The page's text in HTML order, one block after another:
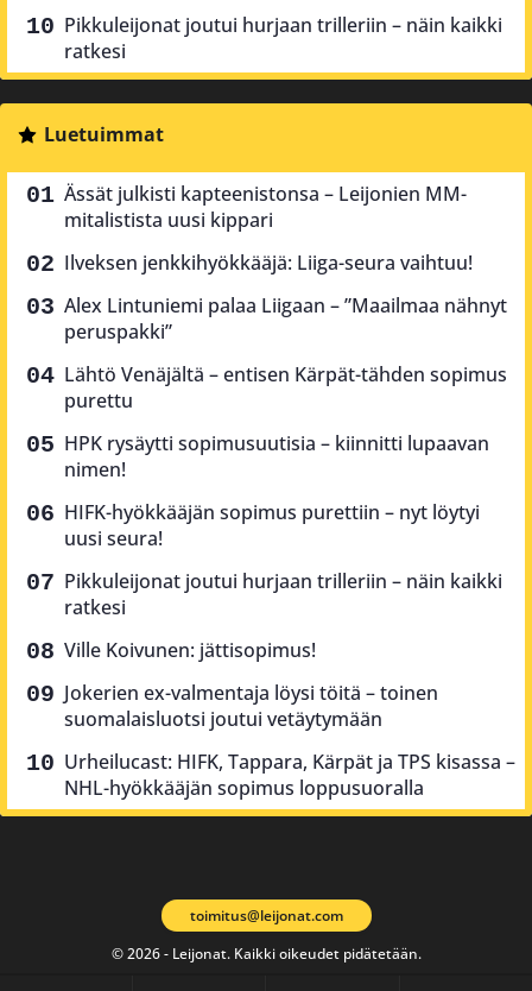
Pikkuleijonat joutui hurjaan trilleriin – näin kaikki
ratkesi
Luetuimmat
Ässät julkisti kapteenistonsa – Leijonien MM-
mitalistista uusi kippari
Ilveksen jenkkihyökkääjä: Liiga-seura vaihtuu!
Alex Lintuniemi palaa Liigaan – ”Maailmaa nähnyt
peruspakki”
Lähtö Venäjältä – entisen Kärpät-tähden sopimus
purettu
HPK rysäytti sopimusuutisia – kiinnitti lupaavan
nimen!
HIFK-hyökkääjän sopimus purettiin – nyt löytyi
uusi seura!
Pikkuleijonat joutui hurjaan trilleriin – näin kaikki
ratkesi
Ville Koivunen: jättisopimus!
Jokerien ex-valmentaja löysi töitä – toinen
suomalaisluotsi joutui vetäytymään
Urheilucast: HIFK, Tappara, Kärpät ja TPS kisassa –
NHL-hyökkääjän sopimus loppusuoralla
© 2026 - Leijonat. Kaikki oikeudet pidätetään.
toimitus@leijonat.com